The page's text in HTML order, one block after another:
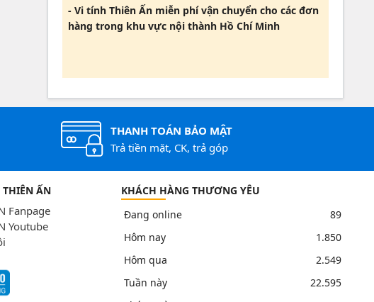
- Vi tính Thiên Ấn miễn phí vận chuyển cho các đơn
hàng trong khu vực nội thành Hồ Chí Minh
THANH TOÁN BẢO MẬT
Trả tiền mặt, CK, trả góp
ẤN
Fanpage
Youtube
KHÁCH HÀNG THƯƠNG YÊU
Đang online
89
Hôm nay
1.850
Hôm qua
2.549
Tuần này
22.595